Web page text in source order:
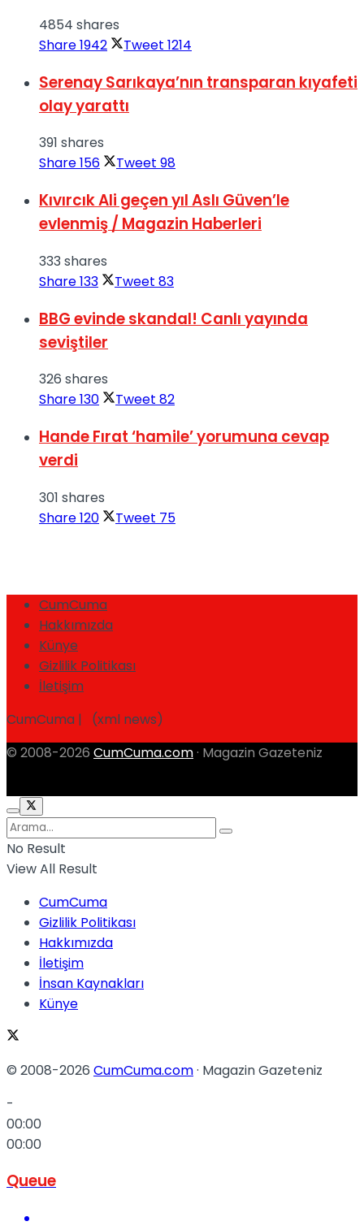
4854 shares
Share1942 Tweet 1214
Serenay Sarıkaya’nın transparan kıyafeti
olay yarattı
391 shares
Share156 Tweet 98
Kıvırcık Ali geçen yıl Aslı Güven’le
evlenmiş / Magazin Haberleri
333 shares
Share133 Tweet 83
BBG evinde skandal! Canlı yayında
seviştiler
326 shares
Share130 Tweet 82
Hande Fırat ‘hamile’ yorumuna cevap
verdi
301 shares
Share120 Tweet 75
CumCuma
Hakkımızda
Künye
Gizlilik Politikası
İletişim
CumCuma | (xml news)
© 2008-2026 CumCuma.com · Magazin Gazeteniz
No Result
View All Result
CumCuma
Gizlilik Politikası
Hakkımızda
İletişim
İnsan Kaynakları
Künye
© 2008-2026 CumCuma.com· Magazin Gazeteniz
-
00:00
00:00
Queue